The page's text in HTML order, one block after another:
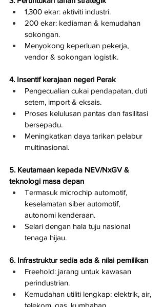
1,300 ekar: aktiviti industri.
200 ekar: kediaman & kemudahan
sokongan.
Menyokong keperluan pekerja,
vendor & sokongan logistik.
4. Insentif kerajaan negeri Perak
Pengecualian cukai pendapatan, duti
setem, import & eksais.
Proses kelulusan pantas dan fasilitasi
bersepadu.
Meningkatkan daya tarikan pelabur
multinasional.
5. Keutamaan kepada NEV/NxGV &
teknologi masa depan
Termasuk microchip automotif,
keselamatan siber automotif,
autonomi kenderaan.
Selari dengan hala tuju nasional
tenaga hijau.
6. Infrastruktur sedia ada & nilai pemilikan
Freehold: jarang untuk kawasan
perindustrian.
Kemudahan utiliti lengkap: elektrik, air,
telekom, gas, kumbahan.